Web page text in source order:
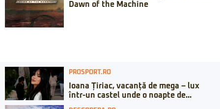
Dawn of the Machine
PROSPORT.RO
Ioana Țiriac, vacanță de mega – lux
într-un castel unde o noapte de...